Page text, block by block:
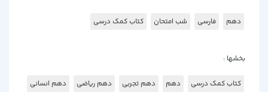
دهم فارسی شب امتحان کتاب کمک درسی
بخشها :
کتاب کمک درسی دهم دهم تجربی دهم ریاضی دهم انسانی